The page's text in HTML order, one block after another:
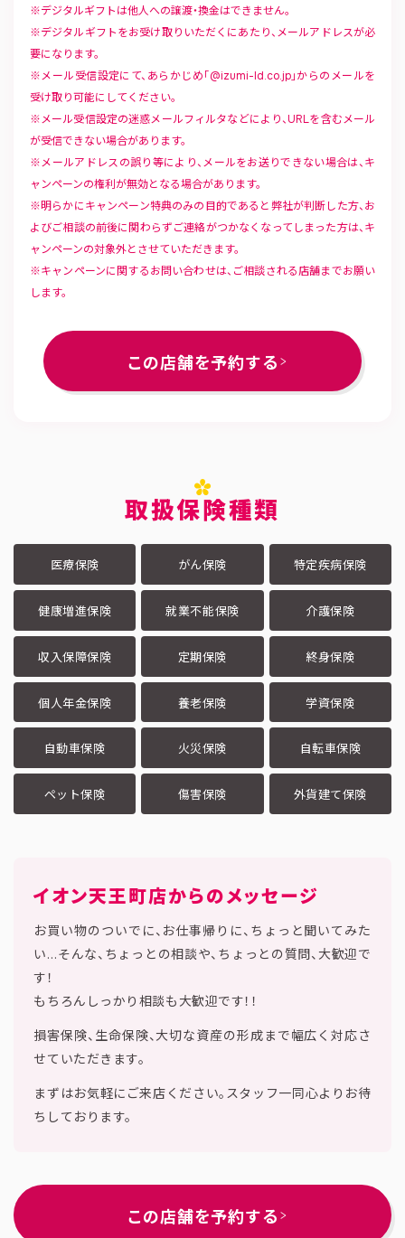
デジタルギフトは他人への譲渡・換金はできません。
デジタルギフトをお受け取りいただくにあたり、メールアドレスが必
要になります。
メール受信設定にて、あらかじめ「@izumi-ld.co.jp」からのメールを
受け取り可能にしてください。
メール受信設定の迷惑メールフィルタなどにより、URLを含むメール
が受信できない場合があります。
メールアドレスの誤り等により、メールをお送りできない場合は、キ
ャンペーンの権利が無効となる場合があります。
明らかにキャンペーン特典のみの目的であると弊社が判断した方、お
よびご相談の前後に関わらずご連絡がつかなくなってしまった方は、キ
ャンペーンの対象外とさせていただきます。
キャンペーンに関するお問い合わせは、ご相談される店舗までお願い
します。
この店舗を予約する
取扱保険種類
医療保険 がん保険 特定疾病保険
健康増進保険 就業不能保険 介護保険
収入保障保険 定期保険 終身保険
個人年金保険 養老保険 学資保険
自動車保険 火災保険 自転車保険
ペット保険 傷害保険 外貨建て保険
イオン天王町店からのメッセージ
お買い物のついでに、お仕事帰りに、ちょっと聞いてみた
い…そんな、ちょっとの相談や、ちょっとの質問、大歓迎で
す！
もちろんしっかり相談も大歓迎です！！
損害保険、生命保険、大切な資産の形成まで幅広く対応さ
せていただきます。
まずはお気軽にご来店ください。スタッフ一同心よりお待
ちしております。
この店舗を予約する